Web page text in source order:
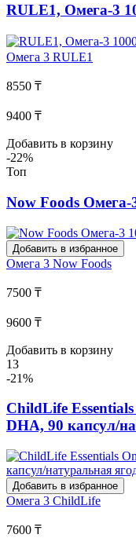
RULE1, Омега-3
Омега 3 RULE1
8550 ₸
9400 ₸
Добавить в корзину
-22%
Топ
Now Foods Омега-
Добавить в избранное
Омега 3 Now Foods
7500 ₸
9600 ₸
Добавить в корзину
13
-21%
ChildLife
DHA, 90 капсул/
Добавить в избранное
Омега 3 ChildLife
7600 ₸